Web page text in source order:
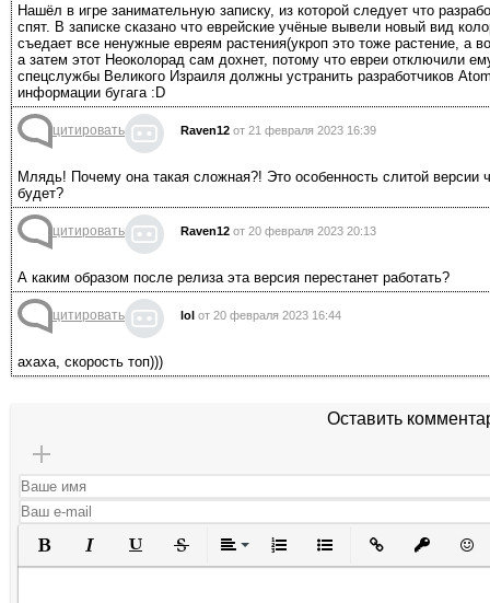
Нашёл в игре занимательную записку, из которой следует что
спят. В записке сказано что еврейские учёные вывели новый вид
съедает все ненужные евреям растения(укроп это тоже растение, а
а затем этот Heoкoлoрад сам дохнет, потому что евреи отключили
спецслужбы Великого Израиля должны устранить разработчиков
информации бугага :D
цитировать Raven12 от 21 февраля 2023 16:39
Млядь! Почему она такая сложная?! Это особенность слитой версии
будет?
цитировать Raven12 от 20 февраля 2023 20:13
А каким образом после релиза эта версия перестанет работать?
цитировать lol от 20 февраля 2023 16:44
ахаха, скорость топ)))
Оставить
Полужирный
КурсивПодчеркнутый
ЗачеркнутыйВыравнивание
Нумерованный список
Маркированный список
Вставить ссылку
Вставить